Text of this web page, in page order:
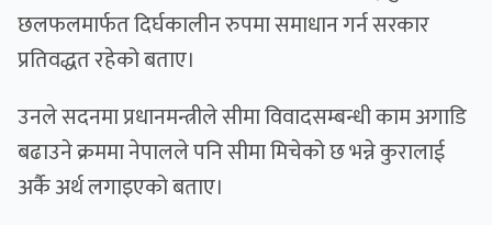
छलफलमार्फत दिर्घकालीन रुपमा समाधान गर्न सरकार
प्रतिवद्धत रहेको बताए।
उनले सदनमा प्रधानमन्त्रीले सीमा विवादसम्बन्धी काम अगाडि
बढाउने क्रममा नेपालले पनि सीमा मिचेको छ भन्ने कुरालाई
अर्कै अर्थ लगाइएको बताए।